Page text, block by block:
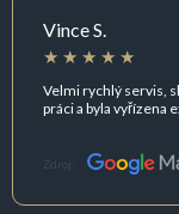
Vince S.
Velmi rychlý servis,
práci a byla vyřízena
Zdroj: